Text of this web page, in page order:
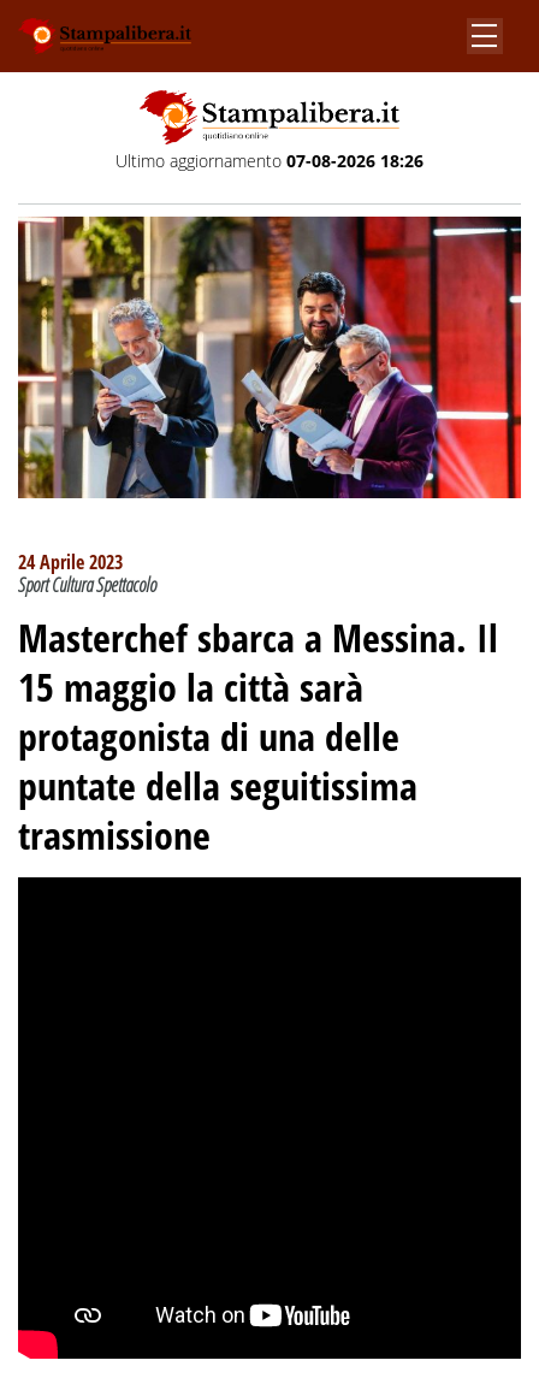
Ultimo aggiornamento 07-08-2026 18:26
24 Aprile 2023
Sport Cultura Spettacolo
Masterchef sbarca a Messina. Il
15 maggio la città sarà
protagonista di una delle
puntate della seguitissima
trasmissione